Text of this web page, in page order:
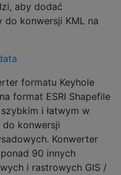
aby dodać
konwersji KML na
formatu Keyhole
format ESRI Shapefile
i łatwym w
do konwersji
Konwerter
90 innych
i rastrowych GIS /